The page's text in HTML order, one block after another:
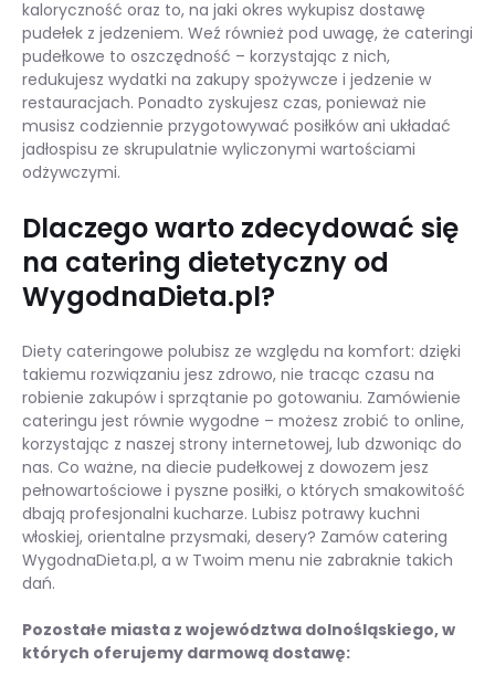
kaloryczność oraz to, na jaki okres wykupisz dostawę
pudełek z jedzeniem. Weź również pod uwagę, że cateringi
pudełkowe to oszczędność – korzystając z nich,
redukujesz wydatki na zakupy spożywcze i jedzenie w
restauracjach. Ponadto zyskujesz czas, ponieważ nie
musisz codziennie przygotowywać posiłków ani układać
jadłospisu ze skrupulatnie wyliczonymi wartościami
odżywczymi.
Dlaczego warto zdecydować się
na catering dietetyczny od
WygodnaDieta.pl?
Diety cateringowe polubisz ze względu na komfort: dzięki
takiemu rozwiązaniu jesz zdrowo, nie tracąc czasu na
robienie zakupów i sprzątanie po gotowaniu. Zamówienie
cateringu jest równie wygodne – możesz zrobić to online,
korzystając z naszej strony internetowej, lub dzwoniąc do
nas. Co ważne, na diecie pudełkowej z dowozem jesz
pełnowartościowe i pyszne posiłki, o których smakowitość
dbają profesjonalni kucharze. Lubisz potrawy kuchni
włoskiej, orientalne przysmaki, desery? Zamów catering
WygodnaDieta.pl, a w Twoim menu nie zabraknie takich
dań.
Pozostałe miasta z województwa dolnośląskiego, w
których oferujemy darmową dostawę: